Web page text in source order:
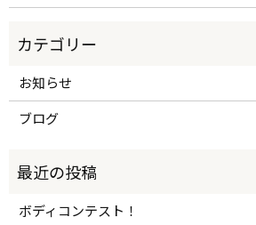
お知らせ
ブログ
ボディコンテスト！